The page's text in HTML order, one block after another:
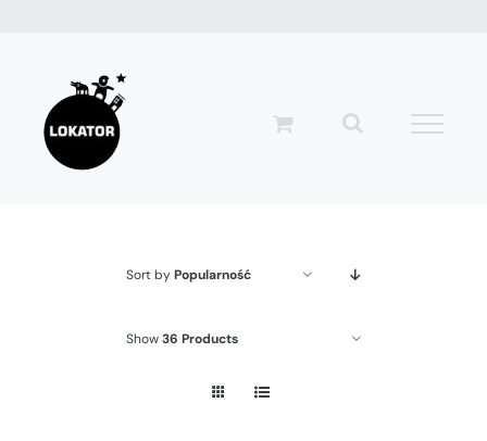
zawartości
Sort byPopularność
Show36 Products